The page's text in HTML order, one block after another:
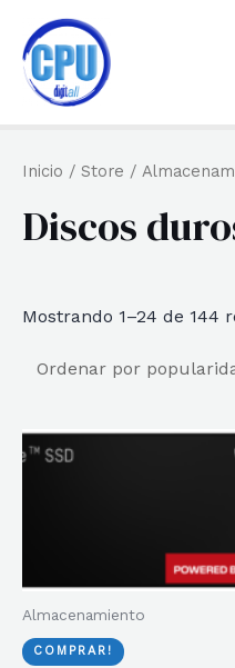
contenido
Inicio / Store /
Discos
Mostrando 1–24 de 144
Almacenamiento
COMPRAR!